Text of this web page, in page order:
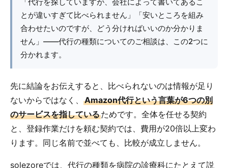
「代行を探していますが、会社によって書いてあるこ
とが違いすぎて比べられません」「安いところを組み
合わせたいのですが、どう分ければいいのか分かりま
せん」――代行の種類についてのご相談は、この2つに
分かれます。
先に結論をお伝えすると、比べられないのは情報が足り
ないからではなく、 Amazon代行という言葉が6つの別
のサービスを指しているためです。全体を任せる契約
と、登録作業だけを頼む契約では、費用が20倍以上変わ
ります。同じ名前で並べても、比較が成立しません。
solezoreでは、代行の種類を病院の診療科にたとえて説